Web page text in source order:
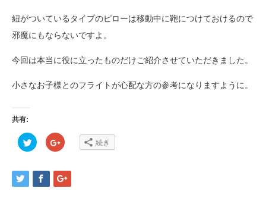
紐がついているタイプのピローは移動中に鞄につけておけるので
邪魔にもならないですよ。
今回は本当に役に立ったものだけご紹介させていただきました。
小さなお子様とのフライトが心配な方の参考になりますように。
共有:
ク
リ
し
て
Twitter
で
ク
リ
し
て
Google+
で
続き